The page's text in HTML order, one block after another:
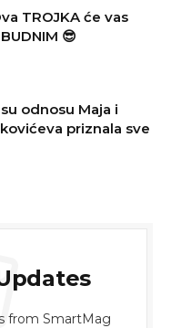
TROJKA će vas
😎
odnosu Maja i
priznala sve
from SmartMag